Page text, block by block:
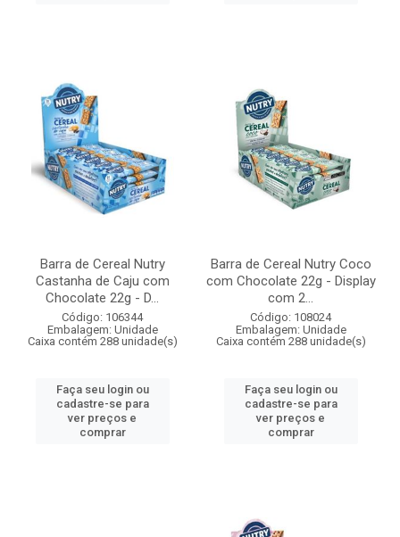
Barra de Cereal Nutry
Castanha de Caju com
Chocolate 22g - D...
Código: 106344
Embalagem: Unidade
Caixa contém 288 unidade(s)
Faça seu login ou
cadastre-se para
ver preços e
comprar
Barra de Cereal Nutry Coco
com Chocolate 22g - Display
com 2...
Código: 108024
Embalagem: Unidade
Caixa contém 288 unidade(s)
Faça seu login ou
cadastre-se para
ver preços e
comprar